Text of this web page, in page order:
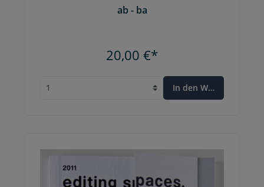
ab - ba
20,00 €*
In den Warenkorb